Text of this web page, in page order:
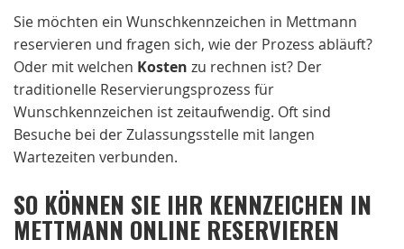
Sie möchten ein Wunschkennzeichen in Mettmann
reservieren und fragen sich, wie der Prozess abläuft?
Oder mit welchen Kosten zu rechnen ist? Der
traditionelle Reservierungsprozess für
Wunschkennzeichen ist zeitaufwendig. Oft sind
Besuche bei der Zulassungsstelle mit langen
Wartezeiten verbunden.
SO KÖNNEN SIE IHR KENNZEICHEN IN
METTMANN ONLINE RESERVIEREN